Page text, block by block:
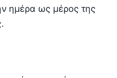
ημέρα ως μέρος της